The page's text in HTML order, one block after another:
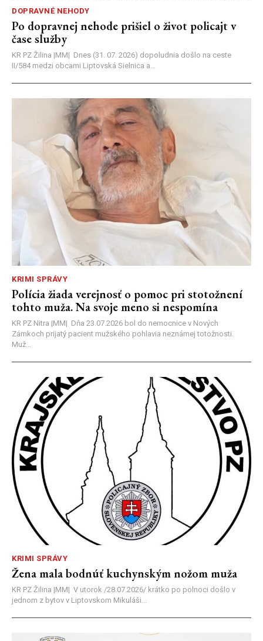
DOPRAVNÉ NEHODY
Po dopravnej nehode prišiel o život policajt v
čase služby
KR PZ Žilina |MM| Dnes (31. 07. 2026) dopoludnia došlo na ceste
II/584 medzi obcami Liptovská Sielnica a...
KRIMI SPRÁVY
Polícia žiada verejnosť o pomoc pri stotožnení
tohto muža. Na svoje meno si nespomína
KR PZ Nitra |MM| Dňa 23.07.2026 bol do nemocnice v Nových
Zámkoch prijatý pacient mužského pohlavia neznámej totožnosti.
Muž...
KRIMI SPRÁVY
Žena mala bodnúť kuchynským nožom muža
KR PZ Žilina |MM| V utorok /28.07.2026/ krátko po polnoci došlo v
jednom z bytov v Liptovskom Mikuláši...